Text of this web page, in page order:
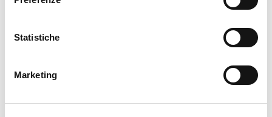
Statistiche
Marketing